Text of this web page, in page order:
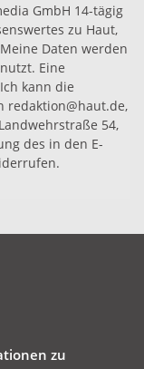
GmbH 14-tägig
zu Haut,
Daten werden
Eine
kann die
redaktion@haut.de,
54,
des in den E-
zu